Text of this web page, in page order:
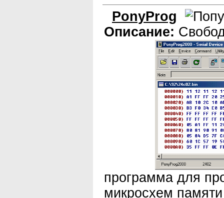
PonyProg
Описание:
программа для
микросхем